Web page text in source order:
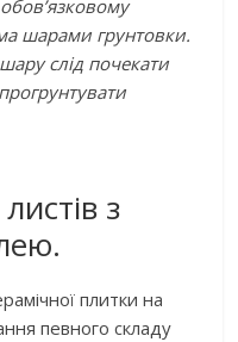
шарами грунтовки.
слід почекати
з
плитки на
певного складу